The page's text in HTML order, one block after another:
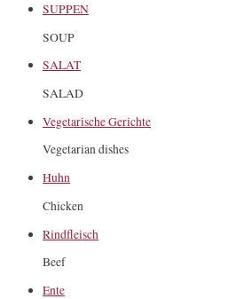
SUPPEN
SOUP
SALAT
SALAD
Vegetarische Gerichte
Vegetarian dishes
Huhn
Chicken
Rindfleisch
Beef
Ente